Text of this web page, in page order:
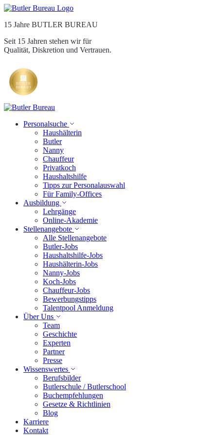
15 Jahre BUTLER BUREAU
Seit 15 Jahren stehen wir für
Qualität, Diskretion und Vertrauen.
Personalsuche
Haushälterin
Butler
Nanny
Chauffeur
Privatkoch
Haushaltshilfe
Tipps zur Personalauswahl
Für Family-Offices
Ausbildung
Lehrgänge
Online-Akademie
Stellenangebote
Alle Stellenangebote
Butler-Jobs
Haushaltshilfe-Jobs
Haushälterin-Jobs
Nanny-Jobs
Koch-Jobs
Chauffeur-Jobs
Bewerbungstipps
Talentpool Anmeldung
Über Uns
Team
Geschichte
Experten
Partner
Presse
Wissenswertes
Berufsbilder
Butlerschule / Butlerschool
Buchempfehlungen
Gesetze & Richtlinien
Blog
Karriere
Kontakt